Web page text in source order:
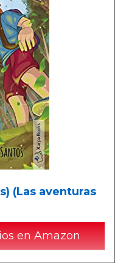
(Las aventuras
en Amazon